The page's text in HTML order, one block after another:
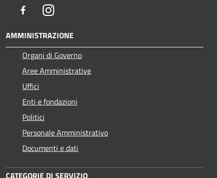
FacebookInstagram
AMMINISTRAZIONE
Organi di Governo
Aree Amministrative
Uffici
Enti e fondazioni
Politici
Personale Amministrativo
Documenti e dati
CATEGORIE DI SERVIZIO